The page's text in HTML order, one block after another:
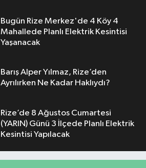
Bugün Rize Merkez'de 4 Köy 4
Mahallede Planlı Elektrik Kesintisi
Yaşanacak
Barış Alper Yılmaz, Rize’den
Ayrılırken Ne Kadar Haklıydı?
Rize’de 8 Ağustos Cumartesi
(YARIN) Günü 3 İlçede Planlı Elektrik
Kesintisi Yapılacak